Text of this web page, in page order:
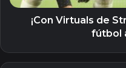
americano!
¡Con Virtuals de
fútbol